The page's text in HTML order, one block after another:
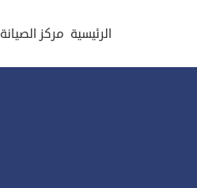
الرئيسية مركز الصيانة